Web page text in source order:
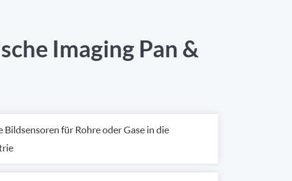
Imaging Pan &
für Rohre oder Gase in die